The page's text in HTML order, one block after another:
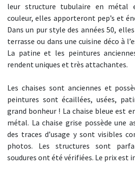
leur structure tubulaire en métal
couleur, elles apporteront pep’s et
Dans un pur style des années 50,
terrasse ou dans une cuisine déco à
La patine et les peintures
rendent uniques et très attachantes.
Les chaises sont anciennes et
peintures sont écaillées, usées,
grand bonheur ! La chaise bleue est
métal. La chaise grise possède une
des traces d’usage y sont visibles
photos. Les structures sont
soudures ont été vérifiées. Le prix est